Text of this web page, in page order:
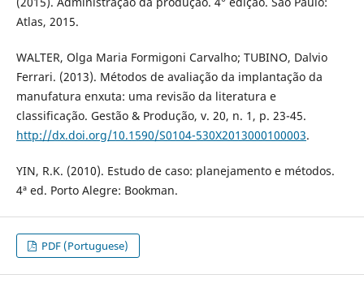
Atlas, 2015.
WALTER, Olga Maria Formigoni Carvalho; TUBINO, Dalvio
Ferrari. (2013). Métodos de avaliação da implantação da
manufatura enxuta: uma revisão da literatura e
classificação. Gestão & Produção, v. 20, n. 1, p. 23-45.
http://dx.doi.org/10.1590/S0104-530X2013000100003.
YIN, R.K. (2010). Estudo de caso: planejamento e métodos.
4ª ed. Porto Alegre: Bookman.
PDF (Portuguese)